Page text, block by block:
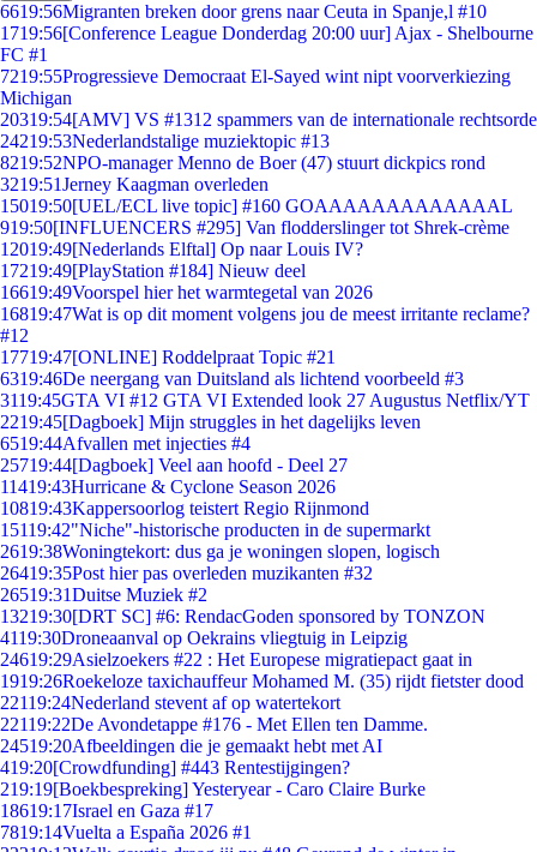
6619:56Migranten breken door grens naar Ceuta in Spanje,l #10
1719:56[Conference League Donderdag 20:00 uur] Ajax - Shelbourne
FC #1
7219:55Progressieve Democraat El-Sayed wint nipt voorverkiezing
Michigan
20319:54[AMV] VS #1312 spammers van de internationale rechtsorde
24219:53Nederlandstalige muziektopic #13
8219:52NPO-manager Menno de Boer (47) stuurt dickpics rond
3219:51Jerney Kaagman overleden
15019:50[UEL/ECL live topic] #160 GOAAAAAAAAAAAAAL
919:50[INFLUENCERS #295] Van flodderslinger tot Shrek-crème
12019:49[Nederlands Elftal] Op naar Louis IV?
17219:49[PlayStation #184] Nieuw deel
16619:49Voorspel hier het warmtegetal van 2026
16819:47Wat is op dit moment volgens jou de meest irritante reclame?
#12
17719:47[ONLINE] Roddelpraat Topic #21
6319:46De neergang van Duitsland als lichtend voorbeeld #3
3119:45GTA VI #12 GTA VI Extended look 27 Augustus Netflix/YT
2219:45[Dagboek] Mijn struggles in het dagelijks leven
6519:44Afvallen met injecties #4
25719:44[Dagboek] Veel aan hoofd - Deel 27
11419:43Hurricane & Cyclone Season 2026
10819:43Kappersoorlog teistert Regio Rijnmond
15119:42"Niche"-historische producten in de supermarkt
2619:38Woningtekort: dus ga je woningen slopen, logisch
26419:35Post hier pas overleden muzikanten #32
26519:31Duitse Muziek #2
13219:30[DRT SC] #6: RendacGoden sponsored by TONZON
4119:30Droneaanval op Oekrains vliegtuig in Leipzig
24619:29Asielzoekers #22 : Het Europese migratiepact gaat in
1919:26Roekeloze taxichauffeur Mohamed M. (35) rijdt fietster dood
22119:24Nederland stevent af op watertekort
22119:22De Avondetappe #176 - Met Ellen ten Damme.
24519:20Afbeeldingen die je gemaakt hebt met AI
419:20[Crowdfunding] #443 Rentestijgingen?
219:19[Boekbespreking] Yesteryear - Caro Claire Burke
18619:17Israel en Gaza #17
7819:14Vuelta a España 2026 #1